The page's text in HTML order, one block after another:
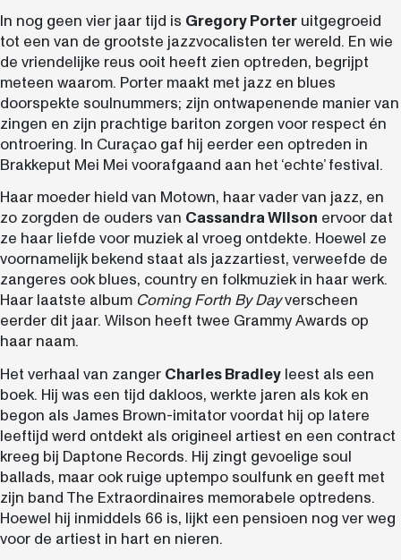
In nog geen vier jaar tijd is Gregory Porter uitgegroeid
tot een van de grootste jazzvocalisten ter wereld. En wie
de vriendelijke reus ooit heeft zien optreden, begrijpt
meteen waarom. Porter maakt met jazz en blues
doorspekte soulnummers; zijn ontwapenende manier van
zingen en zijn prachtige bariton zorgen voor respect én
ontroering. In Curaçao gaf hij eerder een optreden in
Brakkeput Mei Mei voorafgaand aan het ‘echte’ festival.
Haar moeder hield van Motown, haar vader van jazz, en
zo zorgden de ouders van Cassandra Wilson ervoor dat
ze haar liefde voor muziek al vroeg ontdekte. Hoewel ze
voornamelijk bekend staat als jazzartiest, verweefde de
zangeres ook blues, country en folkmuziek in haar werk.
Haar laatste album Coming Forth By Dayverscheen
eerder dit jaar. Wilson heeft twee Grammy Awards op
haar naam.
Het verhaal van zanger Charles Bradley leest als een
boek. Hij was een tijd dakloos, werkte jaren als kok en
begon als James Brown-imitator voordat hij op latere
leeftijd werd ontdekt als origineel artiest en een contract
kreeg bij Daptone Records. Hij zingt gevoelige soul
ballads, maar ook ruige uptempo soulfunk en geeft met
zijn band The Extraordinaires memorabele optredens.
Hoewel hij inmiddels 66 is, lijkt een pensioen nog ver weg
voor de artiest in hart en nieren.